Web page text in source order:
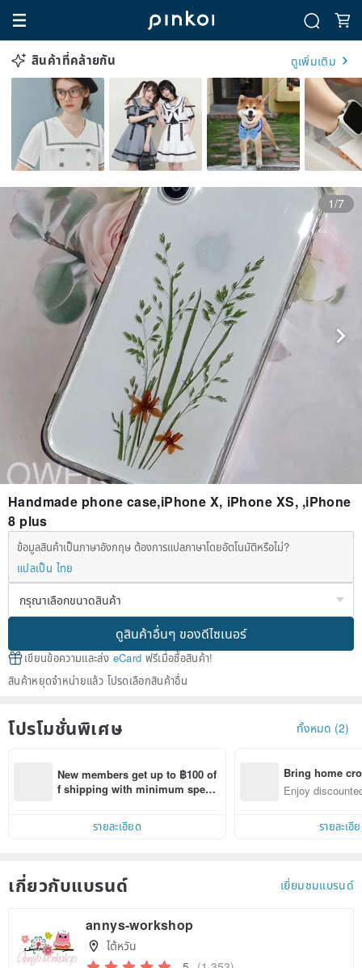
สินค้าที่คล้ายกัน ดูเพิ่มเติม
1/7
Handmade phone case,iPhone X, iPhone XS, ,iPhone
8 plus
ข้อมูลสินค้าเป็นภาษาอังกฤษ ต้องการแปลภาษาโดยอัตโนมัติหรือไม่?
แปลเป็น ไทย
ดูสินค้าอื่นๆ ของดีไซเนอร์
เขียนข้อความและส่ง eCard ฟรีเมื่อซื้อสินค้า!
สินค้าหยุดจำหน่ายแล้ว โปรดเลือกสินค้าอื่น
โปรโมชั่นพิเศษ ทั้งหมด (2)
New members get up to ฿100 of
f shipping with minimum spen
within 7 days!
รายละเอียด
Bring home
n with ease
Enjoy
รายละเอี
เกี่ยวกับแบรนด์ เยี่ยมชมแบรนด์
annys-workshop
ไต้หวัน